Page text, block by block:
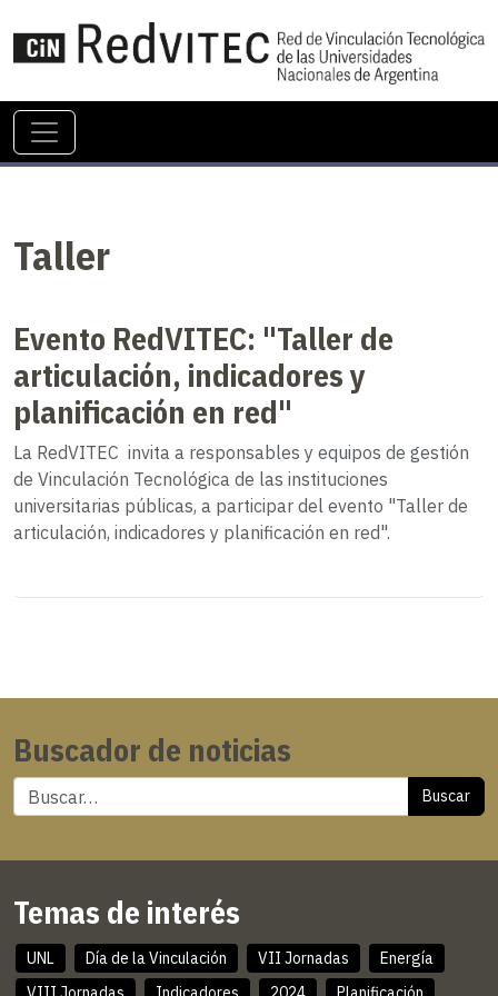
Taller
Evento RedVITEC: "Taller de
articulación, indicadores y
planificación en red"
La RedVITEC invita a responsables y equipos de gestión
de Vinculación Tecnológica de las instituciones
universitarias públicas, a participar del evento "Taller de
articulación, indicadores y planificación en red".
Buscador de noticias
Buscar
Temas de interés
UNL Día de la Vinculación VII Jornadas
Energía